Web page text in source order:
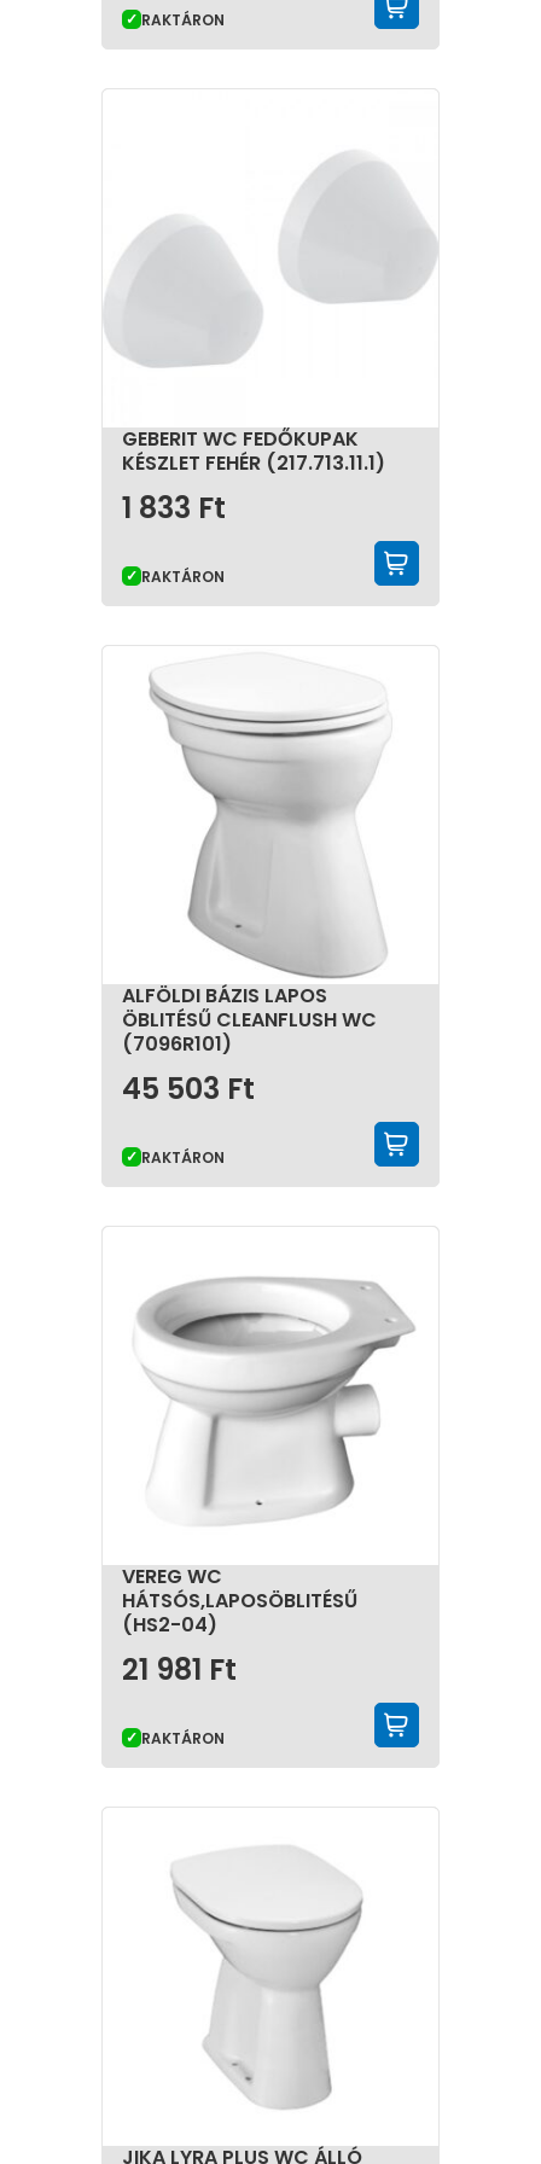
RAKTÁRON
GEBERIT WC FEDŐKUPAK
KÉSZLET FEHÉR (217.713.11.1)
1 833 Ft
RAKTÁRON
ALFÖLDI BÁZIS LAPOS
ÖBLITÉSŰ CLEANFLUSH WC
(7096R101)
45 503 Ft
RAKTÁRON
VEREG WC
HÁTSÓS,LAPOSÖBLITÉSŰ
(HS2-04)
21 981 Ft
RAKTÁRON
JIKA LYRA PLUS WC ÁLLÓ